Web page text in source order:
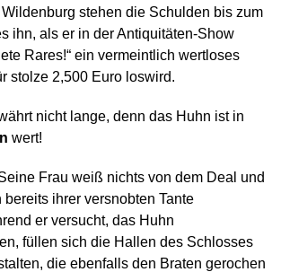
stehen die Schulden bis zum
ihn, als er in der Antiquitäten-Show
Rares!“ ein vermeintlich wertloses
stolze 2,500 Euro loswird.
nicht lange, denn das Huhn ist in
wert!
Frau weiß nichts von dem Deal und
bereits ihrer versnobten Tante
er versucht, das Huhn
füllen sich die Hallen des Schlosses
die ebenfalls den Braten gerochen